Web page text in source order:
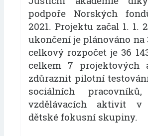
podpoře Norských
2021. Projektu začal 1. 1.
ukončení je plánováno na
celkový rozpočet je 36
celkem 7 projektových
zdůraznit pilotní
sociálních pracovníků,
vzdělávacích aktivit
dětské fokusní skupiny.